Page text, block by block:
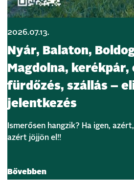
2026.07.13.
Nyár, Balaton,
Magdolna, kerékpár,
fürdőzés, szállás –
jelentkezés
Ismerősen hangzik? Ha igen,
azért jöjjön el!!
Bővebben